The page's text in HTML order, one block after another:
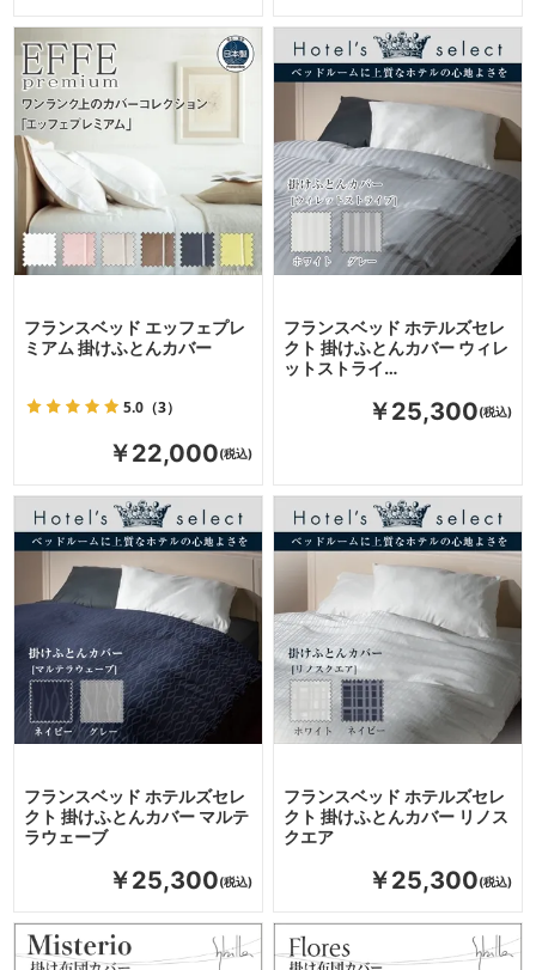
フランスベッド エッフェプレ
ミアム 掛けふとんカバー
5.0 （3）
￥22,000
フランスベッド ホテルズセレ
クト 掛けふとんカバー ウィレ
ットストライ…
￥25,300
フランスベッド ホテルズセレ
クト 掛けふとんカバー マルテ
ラウェーブ
￥25,300
フランスベッド ホテルズセレ
クト 掛けふとんカバー リノス
クエア
￥25,300